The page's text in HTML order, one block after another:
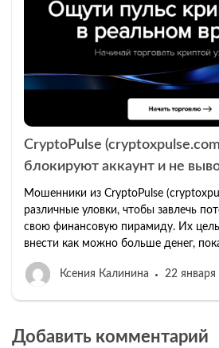
CryptoPulse
блокируют аккаунт и не
Мошенники из CryptoPulse
различные уловки, чтобы завлечь
свою финансовую пирамиду. Их цель
внести как можно больше денег,
Ксения Калинина 22
Добавить комментарий